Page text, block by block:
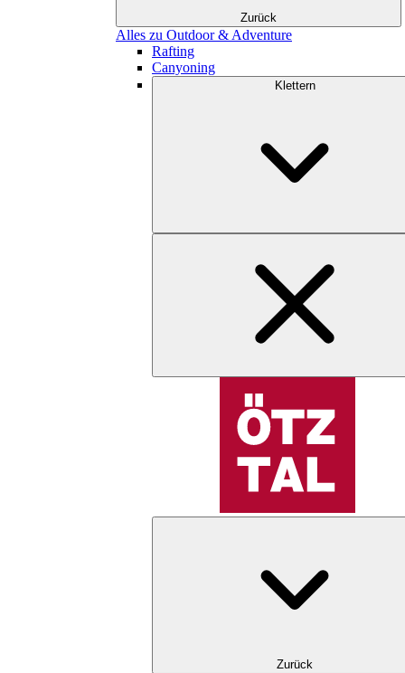
Zurück
Alles zu Outdoor & Adventure
Rafting
Canyoning
Klettern
Zurück